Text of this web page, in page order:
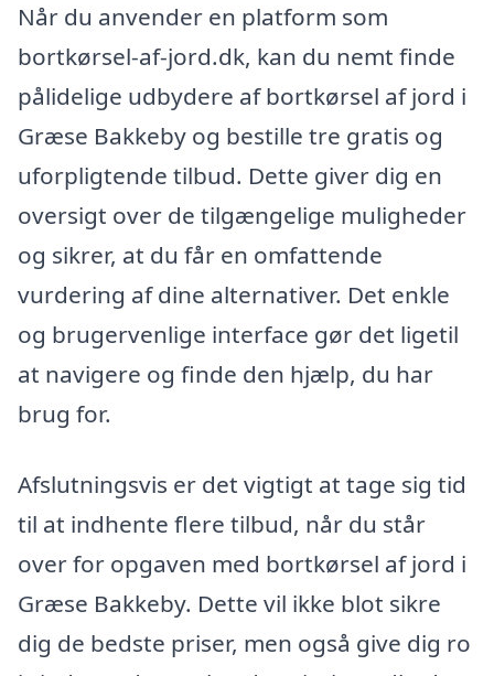
Når du anvender en platform som
bortkørsel-af-jord.dk, kan du nemt finde
pålidelige udbydere af bortkørsel af jord i
Græse Bakkeby og bestille tre gratis og
uforpligtende tilbud. Dette giver dig en
oversigt over de tilgængelige muligheder
og sikrer, at du får en omfattende
vurdering af dine alternativer. Det enkle
og brugervenlige interface gør det ligetil
at navigere og finde den hjælp, du har
brug for.
Afslutningsvis er det vigtigt at tage sig tid
til at indhente flere tilbud, når du står
over for opgaven med bortkørsel af jord i
Græse Bakkeby. Dette vil ikke blot sikre
dig de bedste priser, men også give dig ro